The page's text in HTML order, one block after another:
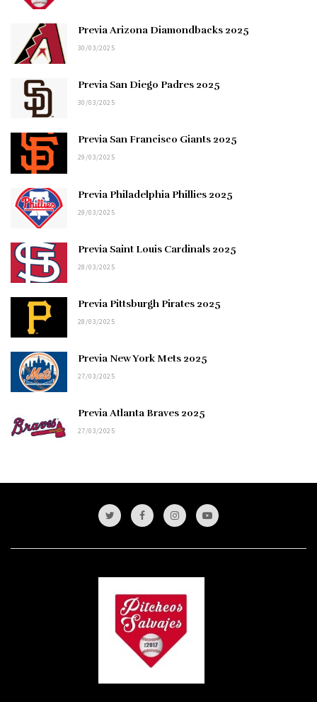
Previa Arizona Diamondbacks 2025
30/03/2025
Previa San Diego Padres 2025
30/03/2025
Previa San Francisco Giants 2025
29/03/2025
Previa Philadelphia Phillies 2025
29/03/2025
Previa Saint Louis Cardinals 2025
28/03/2025
Previa Pittsburgh Pirates 2025
28/03/2025
Previa New York Mets 2025
27/03/2025
Previa Atlanta Braves 2025
27/03/2025